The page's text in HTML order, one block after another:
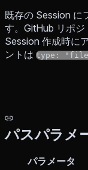
既存の Session に
す。GitHub リポ
Session 作成時に
ントは type:
パスパラメ
パラメータ